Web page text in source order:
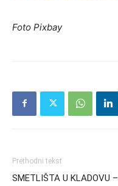
Foto Pixbay
Prethodni tekst
SMETLIŠTA U KLADOVU –